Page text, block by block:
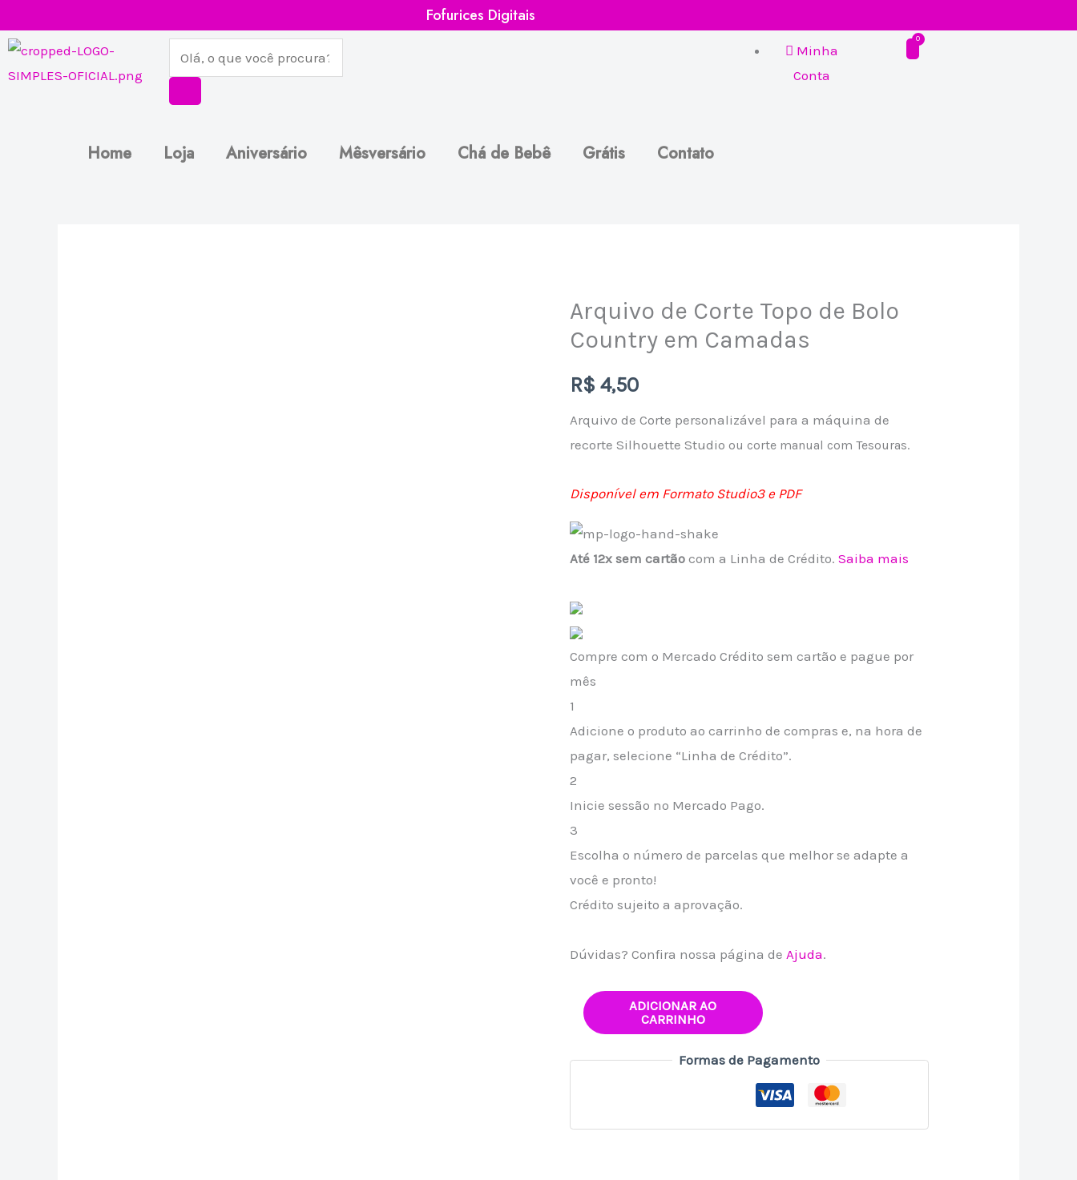
para
Fofurices Digitais
Pesquisar
produtos
Minha
Conta
Home Loja Aniversário Mêsversário Chá de Bebê Grátis Contato
Arquivo de Corte Topo de Bolo
Country em Camadas
R$ 4,50
Arquivo de Corte personalizável para a máquina de
recorte Silhouette Studio ou corte manual com Tesouras.
Disponível em Formato Studio3 e PDF
Até 12x sem cartãocom a Linha de Crédito. Saiba mais
Compre com o Mercado Crédito sem cartão e pague por
mês
1
Adicione o produto ao carrinho de compras e, na hora de
pagar, selecione “Linha de Crédito”.
2
Inicie sessão no Mercado Pago.
3
Escolha o número de parcelas que melhor se adapte a
você e pronto!
Crédito sujeito a aprovação.
Dúvidas? Confira nossa página de Ajuda.
Arquivo
de
Topo
Bolo
Camadas
quantidade
ADICIONAR AO
CARRINHO
Formas de Pagamento